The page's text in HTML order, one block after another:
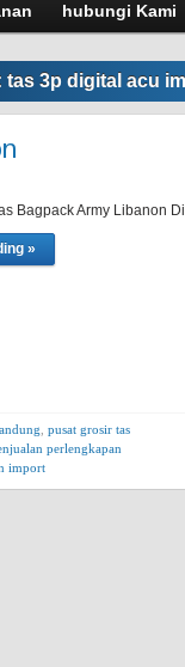
hubungi Kami
tas 3p digital acu
Bagpack Army Libanon
»
pusat grosir tas
perlengkapan
import